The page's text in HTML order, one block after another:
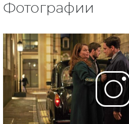
Фотографии